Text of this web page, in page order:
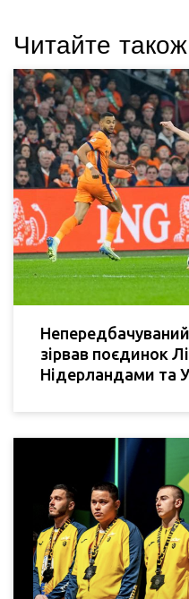
Читайте також
зірвав поєдинок
Нідерландами та